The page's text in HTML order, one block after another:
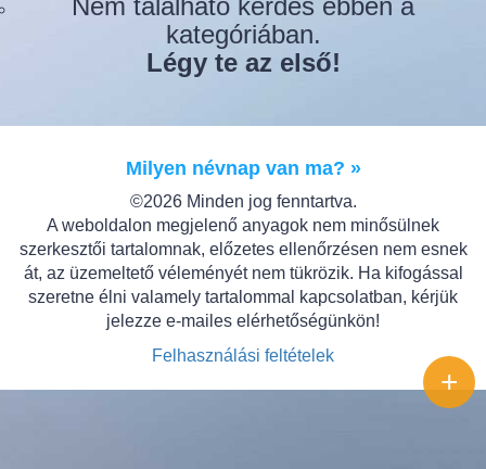
Nem található kérdés ebben a
kategóriában.
Légy te az első!
Milyen névnap van ma? »
©2026 Minden jog fenntartva.
A weboldalon megjelenő anyagok nem minősülnek
szerkesztői tartalomnak, előzetes ellenőrzésen nem esnek
át, az üzemeltető véleményét nem tükrözik. Ha kifogással
szeretne élni valamely tartalommal kapcsolatban, kérjük
jelezze e-mailes elérhetőségünkön!
Felhasználási feltételek
+